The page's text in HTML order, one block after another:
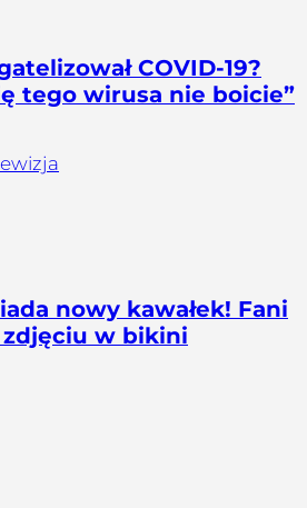
COVID-19?
tego wirusa nie boicie”
nowy kawałek! Fani
w bikini